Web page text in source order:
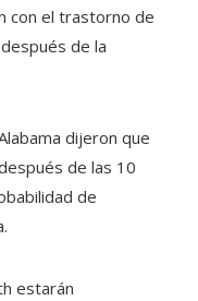
con el trastorno de
de la
dijeron que
de las 10
de
estarán